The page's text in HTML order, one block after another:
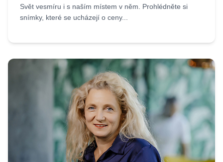
Svět vesmíru i s naším místem v něm. Prohlédněte si
snímky, které se ucházejí o ceny...